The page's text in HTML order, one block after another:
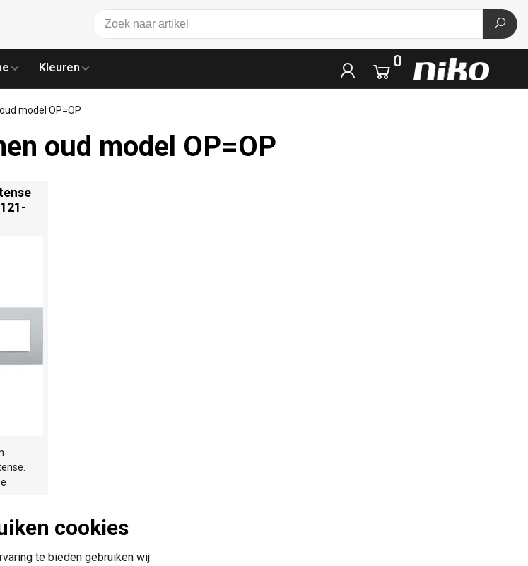
cookies
te bieden gebruiken wij
Kleuren 0
model OP=OP
oud model OP=OP
»